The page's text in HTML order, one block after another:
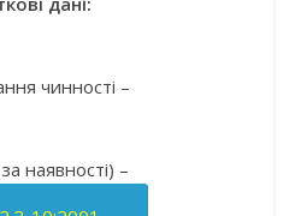
чинності –
наявності) –